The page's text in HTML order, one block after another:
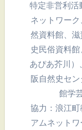
特定非営利活
ネットワー
然資料館、
史民俗資料
あぴあ芥川）
阪自然史セ
館学
協力：浪江
アムネット